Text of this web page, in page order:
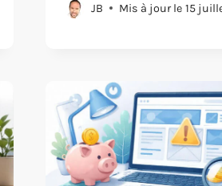
JB Mis à jour le 15